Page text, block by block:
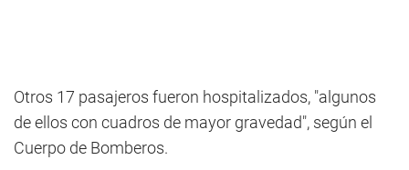
Otros 17 pasajeros fueron hospitalizados, "algunos
de ellos con cuadros de mayor gravedad", según el
Cuerpo de Bomberos.